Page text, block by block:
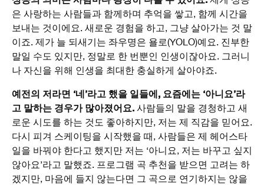
은 사랑하는 사람들과 함께하며 추억을 쌓고, 함께 시간을
보내는 것이에요. 새로운 경험을 하고, 그냥 살아가는 것 말
이죠. 제가 늘 되새기는 좌우명은 욜로(YOLO)예요. 진부한
말일 수도 있지만, 정말로 한 번뿐인 인생이잖아요. 그러니
나 자신을 위해 인생을 최대한 충실하게 살아야죠.
예전의 저라면 ‘네’라고 했을 일들에, 요즘에는 ‘아니요’라
고 말하는 경우가 많아졌어요. 사람들의 말을 경청하고 새
로운 시도를 하는 것도 좋아하지만, 저는 제 직감을 믿어요.
다시 피겨 스케이팅을 시작했을 때, 사람들은 제 헤어스타
일을 바꿔야 한다고 했지만 저는 ‘아니요, 저는 바꾸고 싶지
않아요’라고 말했죠. 프로그램 곡 추천을 받으면 고려는 하
겠지만, 마음에 들지 않는다면 그 곡으로 연기하지는 않을